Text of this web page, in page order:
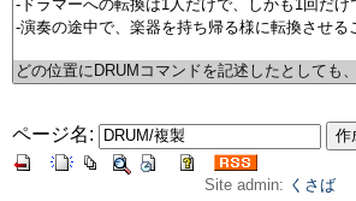
ページ名:
Site admin: くさば